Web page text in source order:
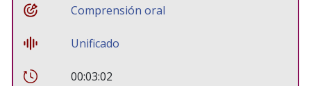
Comprensión oral
Unificado
00:03:02